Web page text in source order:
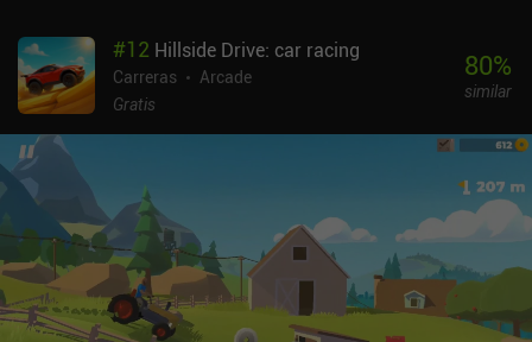
#12 Hillside Drive: car racing
Carreras
Arcade
Gratis
80%
similar